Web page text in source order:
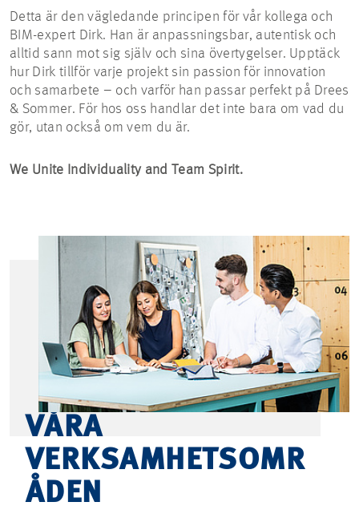
Detta är den vägledande principen för vår kollega och
BIM-expert Dirk. Han är anpassningsbar, autentisk och
alltid sann mot sig själv och sina övertygelser. Upptäck
hur Dirk tillför varje projekt sin passion för innovation
och samarbete – och varför han passar perfekt på Drees
& Sommer. För hos oss handlar det inte bara om vad du
gör, utan också om vem du är.
We Unite Individuality and Team Spirit.
VÅRA
VERKSAMHETSOMR
ÅDEN